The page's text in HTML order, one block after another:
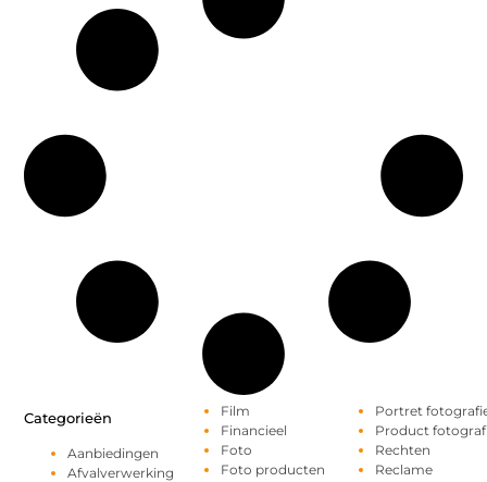
Categorieën
Aanbiedingen
Afvalverwerking
Film
Financieel
Foto
Foto producten
Portret
Product
Rechten
Reclame